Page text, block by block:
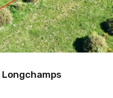
Longchamps